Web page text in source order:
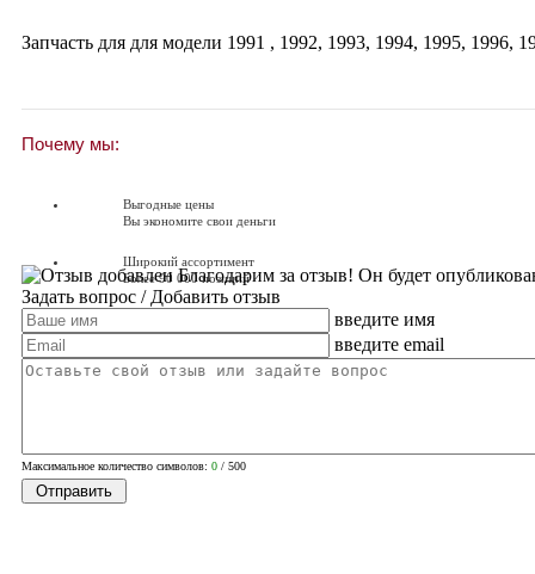
Запчасть для для модели 1991 , 1992, 1993, 1994, 1995, 1996,
Почему мы:
Выгодные цены
Вы экономите свои деньги
Широкий ассортимент
Более 90 000 позиций
Доставка по России от 250 руб.
Вопросы? Звоните!
Благодарим за отзыв! Он будет
Задать вопрос / Добавить отзыв
введите имя
введите email
Максимальное количество символов: 0 / 500